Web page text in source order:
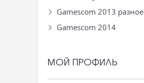
Gamescom 2013 разное
Gamescom 2014
МОЙ ПРОФИЛЬ